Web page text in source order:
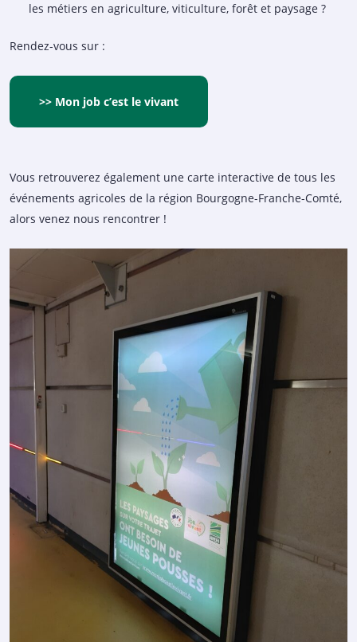
les métiers en agriculture, viticulture, forêt et paysage ?
Rendez-vous sur :
>> Mon job c’est le vivant
Vous retrouverez également une carte interactive de tous les
événements agricoles de la région Bourgogne-Franche-Comté,
alors venez nous rencontrer !